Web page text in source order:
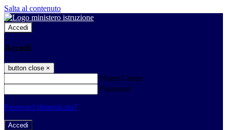
Salta al contenuto
Accedi
Accedi
button close ×
Nome Utente
Password
Password dimenticata?